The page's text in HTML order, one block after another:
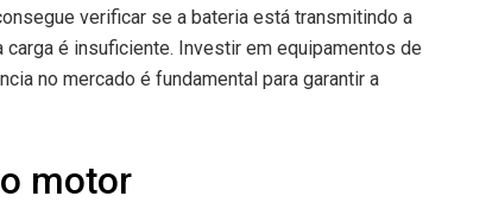
verificar se a bateria está transmitindo a
é insuficiente. Investir em equipamentos de
no mercado é fundamental para garantir a
motor